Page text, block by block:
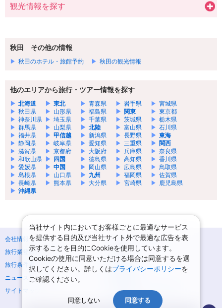
観光情報を探す
秋田 その他の情報
秋田のホテル・旅館予約 秋田の観光情報
他のエリアから旅行・ツアー情報を探す
北海道 東北 青森県 岩手県
宮城県
秋田県
山形県 福島県 関東
東京都
神奈川県
埼玉県 千葉県 茨城県
栃木県
群馬県
山梨県 北陸 富山県
石川県
福井県
甲信越 新潟県 長野県
東海
静岡県
岐阜県 愛知県 三重県
関西
滋賀県
京都府 大阪府 兵庫県
奈良県
和歌山県
四国 徳島県 高知県
香川県
愛媛県
中国 岡山県 広島県
鳥取県
島根県
山口県 九州 福岡県
佐賀県
長崎県
熊本県 大分県 宮崎県
鹿児島県
沖縄県
会社情報
プライバシーポリシー
旅行業登録票・約款
規約集
旅行条件書
商標について
ニュースリリース
サイトマップ
システムメンテナンスの
お知らせ
当社サイト内においてお客様ごとに最適なサービス
を提供する目的及び当社サイト外で最適な広告を表
示することを目的にCookieを使用しています。
Cookieの使用に同意いただける場合は同意するを選
択してください。詳しくはプライバシーポリシーを
ご確認ください。
同意しない 同意する